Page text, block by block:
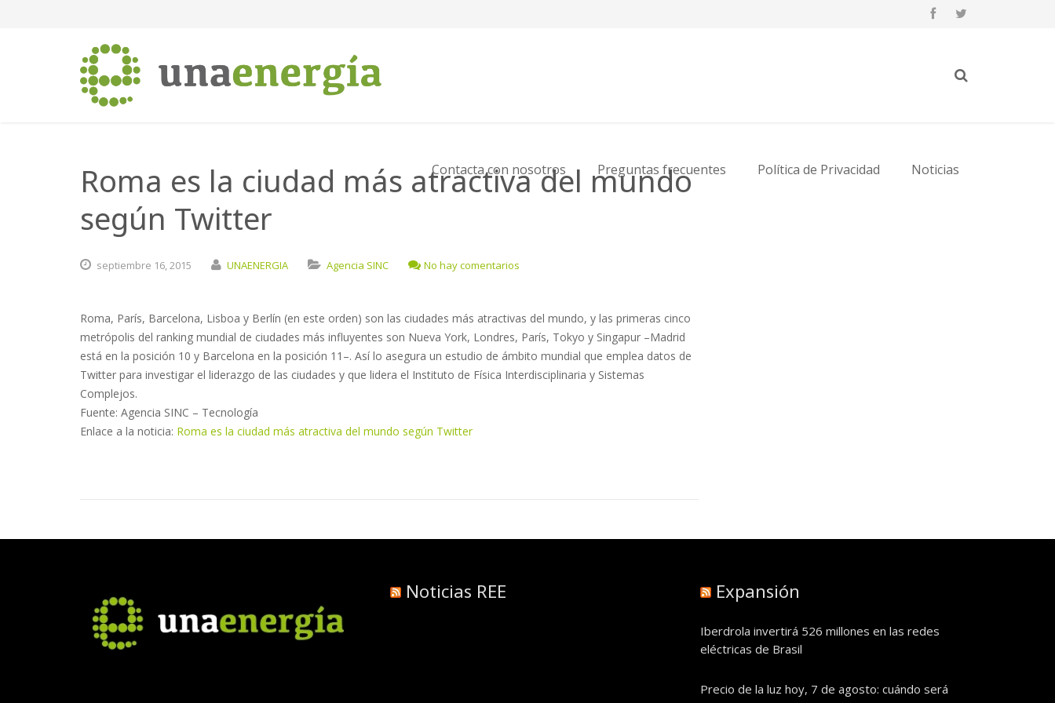
Contacta con nosotros Preguntas frecuentes Política de Privacidad Noticias
Roma es la ciudad más atractiva del mundo
según Twitter
septiembre 16,2015 UNAENERGIA Agencia SINC No hay comentarios
Roma, París, Barcelona, Lisboa y Berlín (en este orden) son las ciudades más atractivas del mundo, y las primeras cinco
metrópolis del ranking mundial de ciudades más influyentes son Nueva York, Londres, París, Tokyo y Singapur –Madrid
está en la posición 10 y Barcelona en la posición 11–. Así lo asegura un estudio de ámbito mundial que emplea datos de
Twitter para investigar el liderazgo de las ciudades y que lidera el Instituto de Física Interdisciplinaria y Sistemas
Complejos.
Fuente: Agencia SINC – Tecnología
Enlace a la noticia: Roma es la ciudad más atractiva del mundo según Twitter
Noticias REE Expansión
Iberdrola invertirá 526 millones en las redes
eléctricas de Brasil
Precio de la luz hoy, 7 de agosto: cuándo será